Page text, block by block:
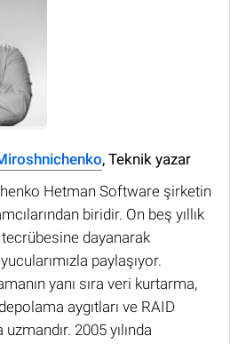
, Teknik yazar
Hetman Software şirketin
biridir. On beş yıllık
dayanarak
paylaşıyor.
yanı sıra veri kurtarma,
aygıtları ve RAID
2005 yılında